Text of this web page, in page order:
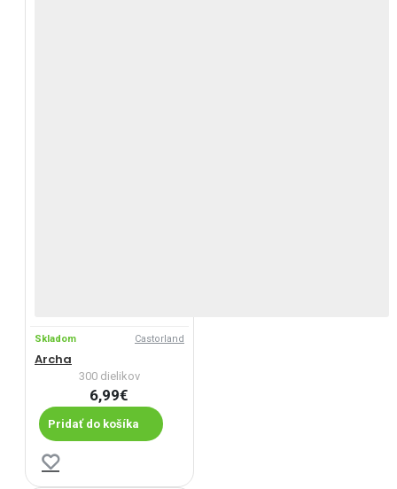
Skladom Castorland
Archa
300 dielikov
6,99€
Pridať do košíka